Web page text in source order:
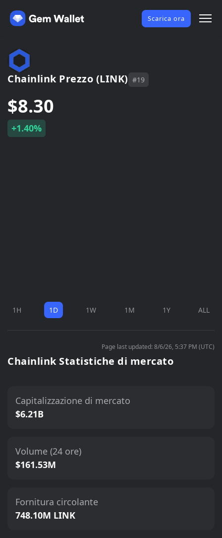
Scarica ora
Chainlink Prezzo (LINK) #19
$8.30
+1.40%
1H 1D 1W 1M 1Y ALL
Page last updated: 8/6/26, 5:37 PM (UTC)
Chainlink Statistiche di mercato
Capitalizzazione di mercato
$6.21B
Volume (24 ore)
$161.53M
Fornitura circolante
748.10M LINK